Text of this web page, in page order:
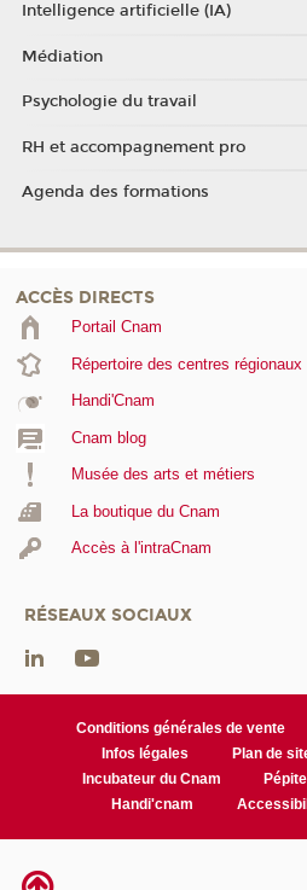
Intelligence artificielle (IA)
Médiation
Psychologie du travail
RH et accompagnement pro
Agenda des formations
ACCÈS DIRECTS
Portail Cnam
Répertoire des centres régionaux
Handi'Cnam
Cnam blog
Musée des arts et métiers
La boutique du Cnam
Accès à l'intraCnam
RÉSEAUX SOCIAUX
Conditions générales de vente
Infos légales
Plan de
Incubateur du Cnam
Handi'cnam